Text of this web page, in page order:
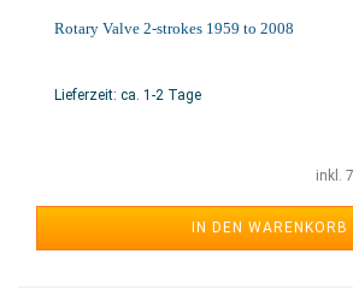
Rotary Valve 2-strokes 1959 to 2008
Lieferzeit: ca. 1-2 Tage
inkl.
IN DEN WARENKORB